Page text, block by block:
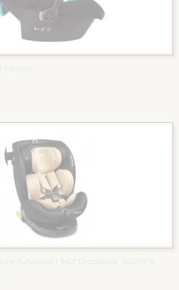
Cosmo
Autostoel | 360° Draaibaar, ISOFIX &